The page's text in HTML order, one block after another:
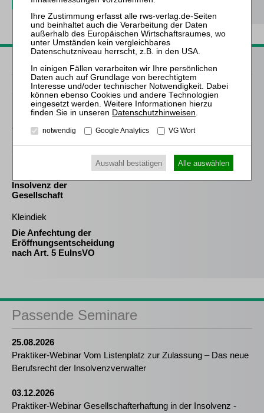
Schröder
Die Reform des
Eigenkapitalersatzrechts
durch das MoMiG
Schmitz-Justen
Insolvenz der
Gesellschaft
Kleindiek
Die Anfechtung der
Eröffnungsentscheidung
nach Art. 5 EuInsVO
Passende Seminare
25.08.2026
Praktiker-Webinar Vom Listenplatz zur Zulassung – Das neue
Berufsrecht der Insolvenzverwalter
03.12.2026
Praktiker-Webinar Gesellschafterhaftung in der Insolvenz -
Datenschutzhinweisen
notwendig Google Analytics VG Wort
Auswahl bestätigen Alle auswählen